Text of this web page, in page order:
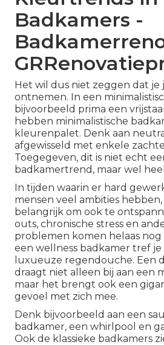
Badkamers -
Het wil dus niet zeggen dat
ontnemen. In een
bijvoorbeeld prima een
hebben minimalistische
kleurenpalet. Denk aan
afgewisseld met enkele
Toegegeven, dit is niet echt
badkamertrend, maar wel
In tijden waarin er hard
mensen veel ambities
belangrijk om ook te
outs, chronische stress en
problemen komen helaas nog
een wellness badkamer tref
luxueuze regendouche. Een
draagt niet alleen bij aan een
maar het brengt ook een
gevoel met zich mee.
Denk bijvoorbeeld aan een
badkamer, een whirlpool en
Ook de klassieke badkamers